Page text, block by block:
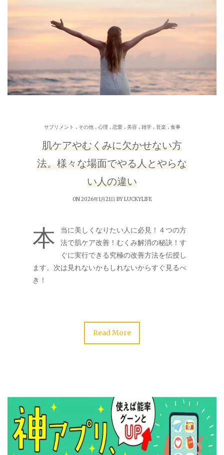
サプリメント . その他. 心理 . 恋愛. 美容 . 雑学. 音楽. 食事
肌ケアやむくみに欠かせない方
法。様々な場面でやる人とやらな
い人の違い
ON 2026年1月21日 BYLUCKYLIFE
本
当に美しくなりたい人に必見！４つの方
法で肌ケア改善！むくみ解消の秘訣！す
ぐに実行できる究極の改善方法を伝授し
ます。次は見れないかもしれないからすぐ見るべ
き！
Read More